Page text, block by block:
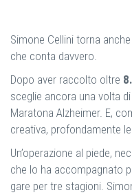
Simone Cellini torna
che conta davvero.
Dopo aver raccolto oltre
sceglie ancora una volta
Maratona Alzheimer. E,
creativa, profondamente
Un’operazione al piede,
che lo ha accompagnato
gare per tre stagioni.